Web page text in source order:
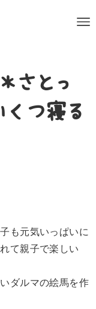
さとっ
つ寝る
も元気いっぱいに
て親子で楽しい
ダルマの絵馬を作